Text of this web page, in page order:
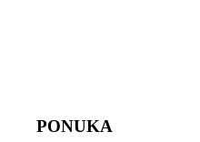
PONUKA